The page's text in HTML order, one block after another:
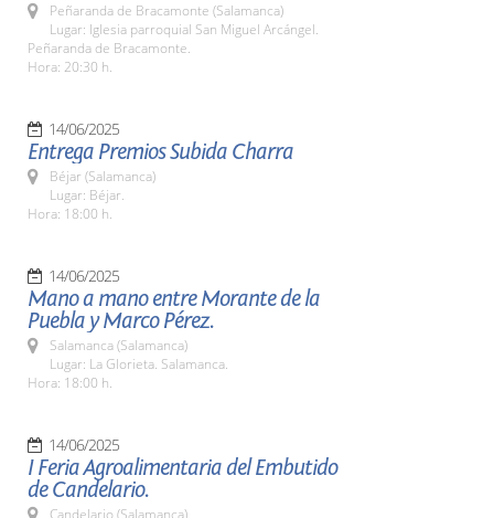
Peñaranda de Bracamonte (Salamanca)
Lugar: Iglesia parroquial San Miguel Arcángel.
Peñaranda de Bracamonte.
Hora: 20:30 h.
14/06/2025
Entrega Premios Subida Charra
Béjar (Salamanca)
Lugar: Béjar.
Hora: 18:00 h.
14/06/2025
Mano a mano entre Morante de la
Puebla y Marco Pérez.
Salamanca (Salamanca)
Lugar: La Glorieta. Salamanca.
Hora: 18:00 h.
14/06/2025
I Feria Agroalimentaria del Embutido
de Candelario.
Candelario (Salamanca)